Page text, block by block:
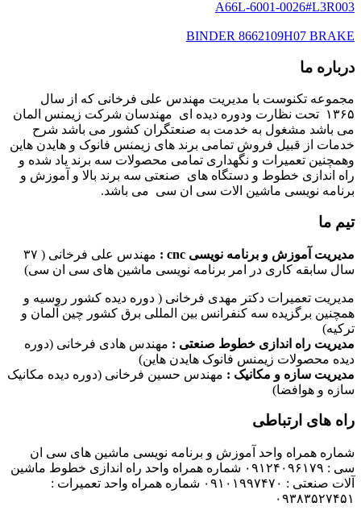
A66L-6001-0026#L3R003
BINDER 8662109H07 BRAKE
درباره ما
مجموعه تکنوست با مدیریت مهندس علی فرخانی که از سال
۱۳۶۵ تحت نظارت ودوره دیده ای مهندسان شرکت زیمنس المان
می باشد مشغول به خدمت به صنعتگران کشور می باشد شرح
خدمات از قبیل فروش تمامی برند های زیمنس فانوک و هایدن هاین
وهمچنین تعمیرات و نگهداری تمامی محصولات سه برند یاد شده و
راه اندازی خطوط و دستگاه های صنعتی سه برند بالا و آموزش و
برنامه نویسی ماشین الات سی ان سی می باشد.
تیم ما
مدیریت آموزش و برنامه نویسی cnc :
مهندس علی فرخانی ( ۳۷
سال سابقه کاری در امر برنامه نویسی ماشین های سی ان سی)
مدیریت تعمیرات دکتر مهدی فرخانی ( دوره دیده کشور روسیه و
همچنین برگزیده سه کنفرانس بین المللی برق کشور چین آلمان و
ترکیه)
مدیریت راه اندازی خطوط صنعتی : مهندس هادی فرخانی (دوره
دیده محصولات زیمنس فانوک هایدن هاین)
مدیریت سازه و مکانیک : مهندس حسین فرخانی (دوره دیده مکانیک
سازه و هوافضا)
راه های ارتباطی
شماره همراه واحد آموزش و برنامه نویسی ماشین های سی ان
سی : ۰۹۱۲۴۰۹۶۱۷۹ شماره همراه واحد راه اندازی خطوط ماشین
آلات صنعتی : ۰۹۱۰۱۹۹۷۴۷۰ شماره همراه واحد تعمیرات :
۰۹۳۸۳۵۲۷۴۵۱